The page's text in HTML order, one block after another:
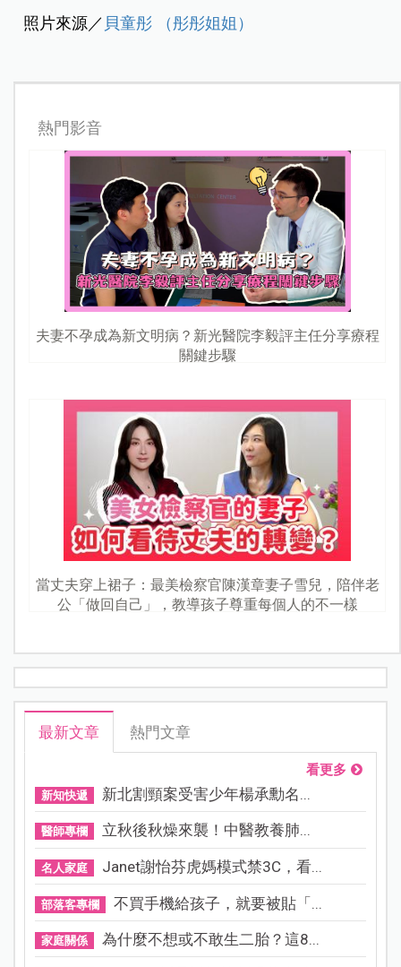
照片來源／ 貝童彤 （彤彤姐姐）
熱門影音
夫妻不孕成為新文明病？新光醫院李毅評主任分享療程
關鍵步驟
當丈夫穿上裙子：最美檢察官陳漢章妻子雪兒，陪伴老
公「做回自己」，教導孩子尊重每個人的不一樣
最新文章 熱門文章
看更多
新知快遞 新北割頸案受害少年楊承勳名...
醫師專欄 立秋後秋燥來襲！中醫教養肺...
名人家庭 Janet謝怡芬虎媽模式禁3C，看...
部落客專欄 不買手機給孩子，就要被貼「...
家庭關係 為什麼不想或不敢生二胎？這8...